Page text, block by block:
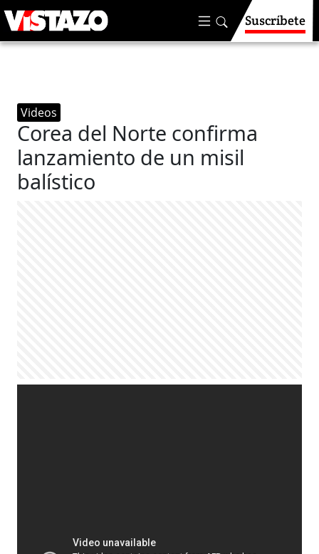
Suscríbete
Videos
Corea del Norte confirma
lanzamiento de un misil
balístico